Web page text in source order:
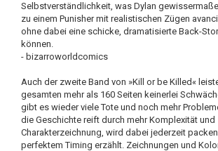
Selbstverständlichkeit, was Dylan
zu einem Punisher mit realistischen Zügen
ohne dabei eine schicke, dramatisierte Back-
können.
- bizarroworldcomics
Auch der zweite Band von »Kill or be Killed«
gesamten mehr als 160 Seiten keinerlei
gibt es wieder viele Tote und noch mehr
die Geschichte reift durch mehr Komplexität und
Charakterzeichnung, wird dabei jederzeit
perfektem Timing erzählt. Zeichnungen und